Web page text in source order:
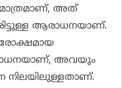
മാത്രമാണ്, അത്
ആരാധനയാണ്.
അവയും
നിലയിലുള്ളതാണ്.